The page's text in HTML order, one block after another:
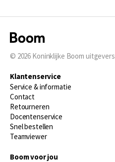
© 2026 Koninklijke Boom uitgevers
Klantenservice
Service & informatie
Contact
Retourneren
Docentenservice
Snel bestellen
Teamviewer
Boom voor jou